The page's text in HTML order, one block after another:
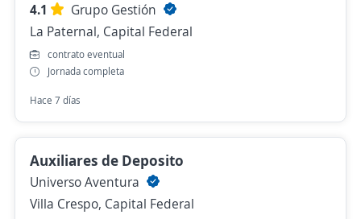
4.1
Grupo Gestión
La Paternal, Capital Federal
contrato eventual
Jornada completa
Hace 7 días
Auxiliares de Deposito
Universo Aventura
Villa Crespo, Capital Federal